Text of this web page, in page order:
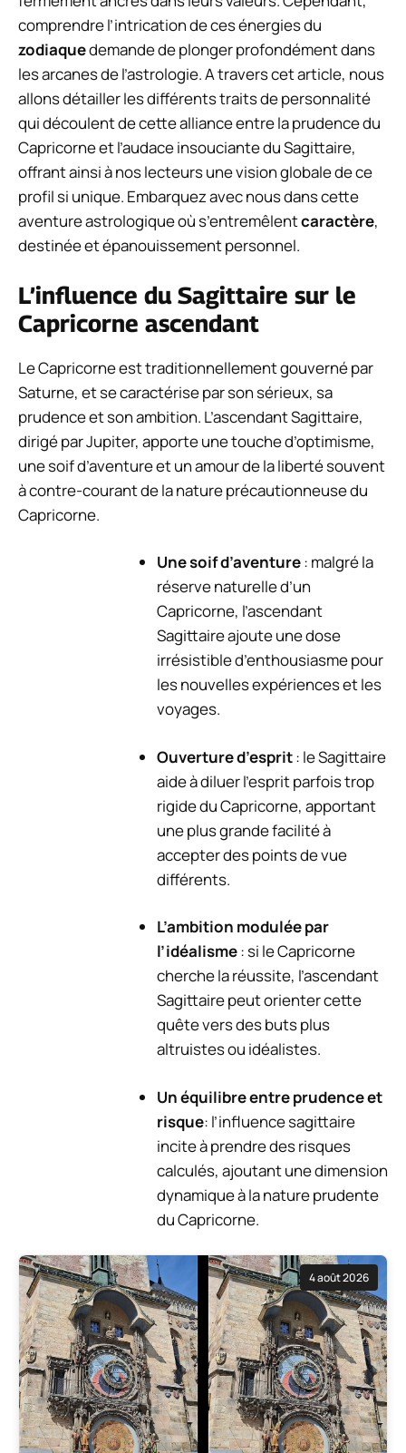
comprendre l’intrication de ces énergies du
zodiaquedemande de plonger profondément dans
les arcanes de l’astrologie. A travers cet article, nous
allons détailler les différents traits de personnalité
qui découlent de cette alliance entre la prudence du
Capricorne et l’audace insouciante du Sagittaire,
offrant ainsi à nos lecteurs une vision globale de ce
profil si unique. Embarquez avec nous dans cette
aventure astrologique où s’entremêlentcaractère,
destinée et épanouissement personnel.
L’influence du Sagittaire sur le
Capricorne ascendant
Le Capricorne est traditionnellement gouverné par
Saturne, et se caractérise par son sérieux, sa
prudence et son ambition. L’ascendant Sagittaire,
dirigé par Jupiter, apporte une touche d’optimisme,
une soif d’aventure et un amour de la liberté souvent
à contre-courant de la nature précautionneuse du
Capricorne.
Une soif d’aventure: malgré la
réserve naturelle d’un
Capricorne, l’ascendant
Sagittaire ajoute une dose
irrésistible d’enthousiasme pour
les nouvelles expériences et les
voyages.
Ouverture d’esprit: le Sagittaire
aide à diluer l’esprit parfois trop
rigide du Capricorne, apportant
une plus grande facilité à
accepter des points de vue
différents.
L’ambition modulée par
l’idéalisme: si le Capricorne
cherche la réussite, l’ascendant
Sagittaire peut orienter cette
quête vers des buts plus
altruistes ou idéalistes.
Un équilibre entre prudence et
risque: l’influence sagittaire
incite à prendre des risques
calculés, ajoutant une dimension
dynamique à la nature prudente
du Capricorne.
4 août 2026